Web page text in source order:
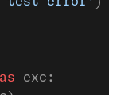
exc: